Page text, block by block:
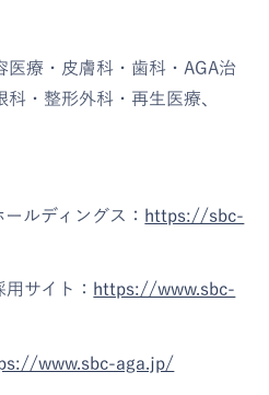
医療・皮膚科・歯科・AGA治
・整形外科・再生医療、
ルディングス： https://sbc-
サイト： https://www.sbc-
www.sbc-aga.jp/